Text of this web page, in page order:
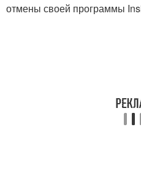
отмены своей программы